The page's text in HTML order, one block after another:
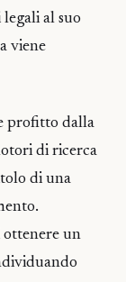
al suo
viene
profitto dalla
di ricerca
di una
ottenere un